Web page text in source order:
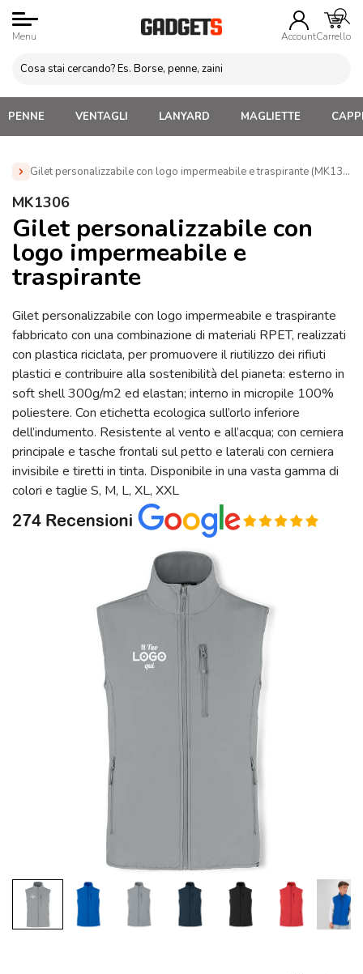
Menu AccountCarrello
PENNE VENTAGLI LANYARD MAGLIETTE
Gilet personalizzabile con logo impermeabile e traspirante (MK1306)
Home »
traspirante (MK1306)
MK1306
Gilet personalizzabile con
logo impermeabile e
traspirante
Gilet personalizzabile con logo impermeabile e traspirante
fabbricato con una combinazione di materiali RPET, realizzati
con plastica riciclata, per promuovere il riutilizzo dei rifiuti
plastici e contribuire alla sostenibilità del pianeta: esterno in
soft shell 300g/m2 ed elastan; interno in micropile 100%
poliestere. Con etichetta ecologica sull’orlo inferiore
dell’indumento. Resistente al vento e all’acqua; con cerniera
principale e tasche frontali sul petto e laterali con cerniera
invisibile e tiretti in tinta. Disponibile in una vasta gamma di
colori e taglie S, M, L, XL, XXL